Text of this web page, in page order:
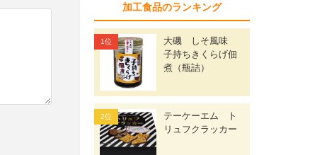
加工食品のランキング
大磯 しそ風味
子持ちきくらげ佃
煮（瓶詰）
テーケーエム ト
リュフクラッカー